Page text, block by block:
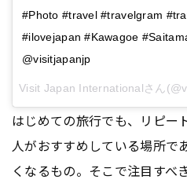
#Photo #travel #travelgram
#ilovejapan #Kawagoe
@visitjapanjp
Visit Japan Internationalさん
はじめての旅行でも、リピー
人がおすすめしている場所で
くなるもの。そこで注目すべ